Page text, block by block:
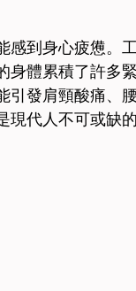
感到身心疲憊。
身體累積了許多
引發肩頸酸痛、
現代人不可或缺